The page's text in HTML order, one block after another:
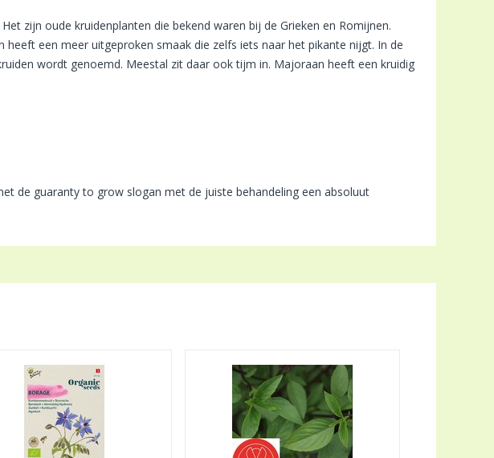
zijn oude kruidenplanten die bekend waren bij de Grieken en Romijnen.
een meer uitgeproken smaak die zelfs iets naar het pikante nijgt. In de
wordt genoemd. Meestal zit daar ook tijm in. Majoraan heeft een kruidig
de guaranty to grow slogan met de juiste behandeling een absoluut